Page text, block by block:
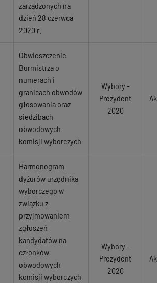
zarządzonych na
dzień 28 czerwca
2020 r.
Obwieszczenie
Burmistrza o
numerach i
granicach obwodów
głosowania oraz
siedzibach
obwodowych
komisji wyborczych
Wybory -
Prezydent
2020
Harmonogram
dyżurów urzędnika
wyborczego w
związku z
przyjmowaniem
zgłoszeń
kandydatów na
członków
obwodowych
komisji wyborczych
Wybory -
Prezydent
2020